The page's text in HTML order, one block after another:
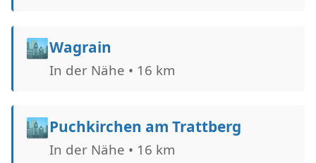
🏙️Wagrain
In der Nähe • 16 km
🏙️Puchkirchen am Trattberg
In der Nähe • 16 km